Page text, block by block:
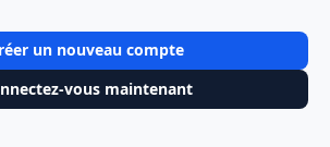
un nouveau compte
vous maintenant